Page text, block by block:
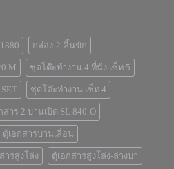
กล่อง-2-ลิ้นฃัก
M ชุดโต๊ะทำงาน 4 ที่นั่ง เซ็ท 5
ชุดโต๊ะทำงาน เซ็ท 4
สาร 2 บานเปิด SL 840-O
ตู้เอกสารบานเลื่อน
ารสูงโล่ง ตู้เอกสารสูงโล่ง-ล่างบา